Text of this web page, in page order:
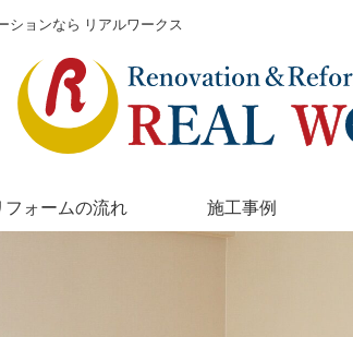
ションなら リアルワークス
フォームの流れ 施工事例